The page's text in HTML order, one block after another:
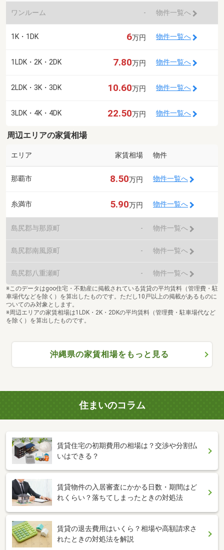
ワンルーム - 物件一覧へ
1K・1DK 6万円 物件一覧へ
1LDK・2K・2DK 7.80万円 物件一覧へ
2LDK・3K・3DK 10.60万円 物件一覧へ
3LDK・4K・4DK 22.50万円 物件一覧へ
周辺エリアの家賃相場
エリア 家賃相場 物件
那覇市 8.50万円 物件一覧へ
糸満市 5.90万円 物件一覧へ
島尻郡与那原町 - 物件一覧へ
島尻郡南風原町 - 物件一覧へ
島尻郡八重瀬町 - 物件一覧へ
※このデータはgoo住宅・不動産に掲載されている賃貸の平均賃料（管理費・駐
車場代などを除く）を算出したものです。ただし10戸以上の掲載があるものに
ついてのみ対象とします。
※周辺エリアの家賃相場は1LDK・2K・2DKの平均賃料（管理費・駐車場代など
を除く）を算出したものです。
沖縄県の家賃相場をもっと見る
住まいのコラム
賃貸住宅の初期費用の相場は？交渉や分割払
いはできる？
賃貸物件の入居審査にかかる日数・期間はど
れくらい？落ちてしまったときの対処法
賃貸の退去費用はいくら？相場や高額請求さ
れたときの対処法を解説